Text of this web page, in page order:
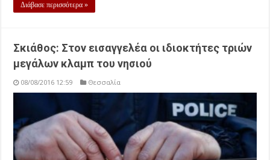
Διάβασε περισσότερα »
Σκιάθος: Στον εισαγγελέα οι ιδιοκτήτες τριών
μεγάλων κλαμπ του νησιού
08/08/2016 12:59 Θεσσαλία